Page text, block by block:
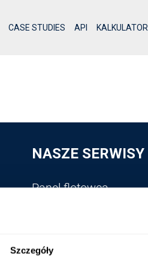
Szczegóły
CASE STUDIES API KALKULATOR
NASZE SERWISY
Panel flotowca